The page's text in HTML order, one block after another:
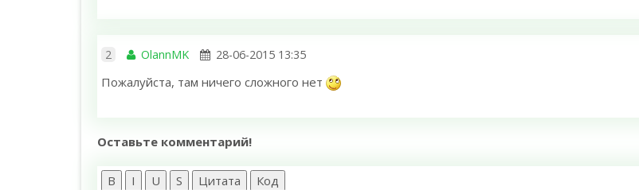
2 OlannMK 28-06-2015 13:35
Пожалуйста, там ничего сложного нет
Оставьте комментарий!
B I U S Цитата Код